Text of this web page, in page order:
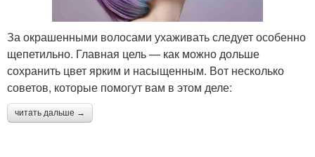
За окрашенными волосами ухаживать следует особенно
щепетильно. Главная цель — как можно дольше
сохранить цвет ярким и насыщенным. Вот несколько
советов, которые помогут вам в этом деле:
читать дальше →